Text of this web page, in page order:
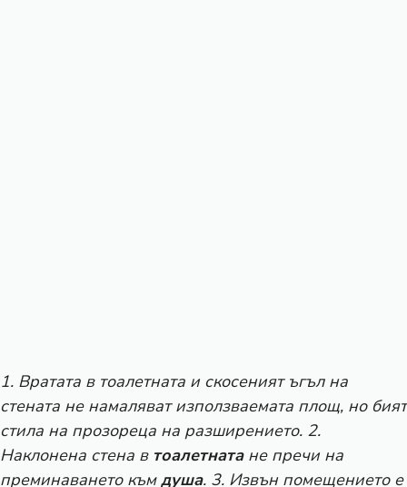
1. Вратата в тоалетната и скосеният ъгъл на
стената не намаляват използваемата площ, но бият
стила на прозореца на разширението. 2.
Наклонена стена в тоалетната не пречи на
преминаването къмдуша. 3. Извън помещението е